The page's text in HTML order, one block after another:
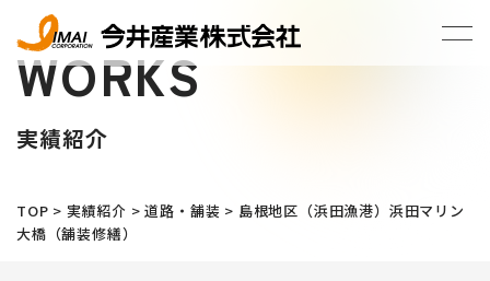
WORKS
実績紹介
TOP > 実績紹介 >道路・舗装 > 島根地区（浜田漁港）浜田マリン
大橋（舗装修繕）